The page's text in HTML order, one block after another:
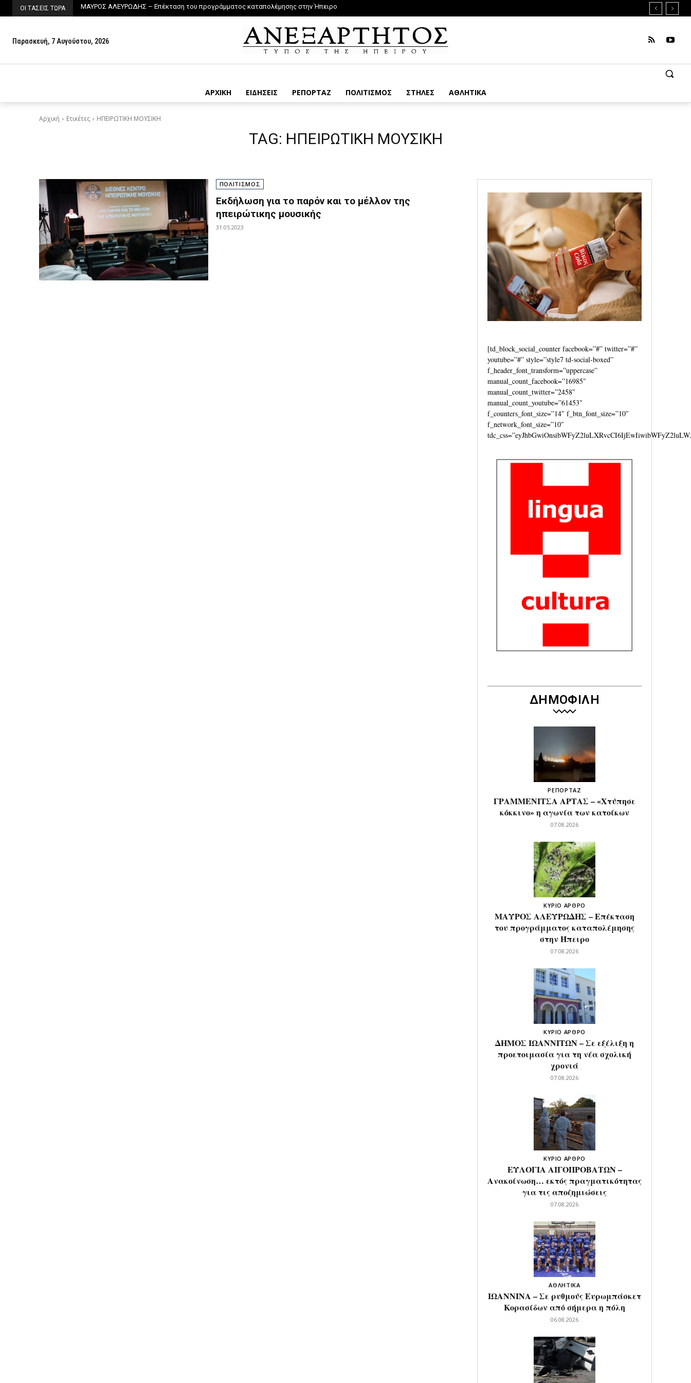
ΟΙ ΤΑΣΕΙΣ ΤΩΡΑ ΜΑΥΡΟΣ ΑΛΕΥΡΩΔΗΣ – Επέκταση του προγράμματος καταπολέμησης στην Ήπειρο
Παρασκευή, 7 Αυγούστου, 2026
ΑΡΧΙΚΗ ΕΙΔΗΣΕΙΣ ΡΕΠΟΡΤΑΖ ΠΟΛΙΤΙΣΜΟΣ ΣΤΗΛΕΣ ΑΘΛΗΤΙΚΑ
Αρχική Ετικέτες ΗΠΕΙΡΩΤΙΚΗ ΜΟΥΣΙΚΗ
TAG: ΗΠΕΙΡΩΤΙΚΗ ΜΟΥΣΙΚΗ
ΠΟΛΙΤΙΣΜΟΣ
Εκδήλωση για το παρόν και το μέλλον της
ηπειρώτικης μουσικής
31.05.2023
[td_block_social_counter facebook=”#” twitter=”#”
youtube=”#” style=”style7 td-social-boxed”
f_header_font_transform=”uppercase”
manual_count_facebook=”16985″
manual_count_twitter=”2458″
manual_count_youtube=”61453″
f_counters_font_size=”14″ f_btn_font_size=”10″
f_network_font_size=”10″
ΔΗΜΟΦΙΛΗ
ΡΕΠΟΡΤΑΖ
ΓΡΑΜΜΕΝΙΤΣΑ ΑΡΤΑΣ – «Χτύπησε
κόκκινο» η αγωνία των κατοίκων
07.08.2026
ΚΥΡΙΟ ΑΡΘΡΟ
ΜΑΥΡΟΣ ΑΛΕΥΡΩΔΗΣ – Επέκταση
του προγράμματος καταπολέμησης
στην Ήπειρο
07.08.2026
ΚΥΡΙΟ ΑΡΘΡΟ
ΔΗΜΟΣ ΙΩΑΝΝΙΤΩΝ – Σε εξέλιξη η
προετοιμασία για τη νέα σχολική
χρονιά
07.08.2026
ΚΥΡΙΟ ΑΡΘΡΟ
ΕΥΛΟΓΙΑ ΑΙΓΟΠΡΟΒΑΤΩΝ –
Ανακοίνωση… εκτός πραγματικότητας
για τις αποζημιώσεις
07.08.2026
ΑΘΛΗΤΙΚΑ
ΙΩΑΝΝΙΝΑ – Σε ρυθμούς Ευρωμπάσκετ
Κορασίδων από σήμερα η πόλη
06.08.2026